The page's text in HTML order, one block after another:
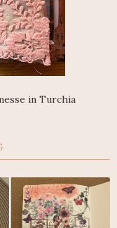
in Turchia